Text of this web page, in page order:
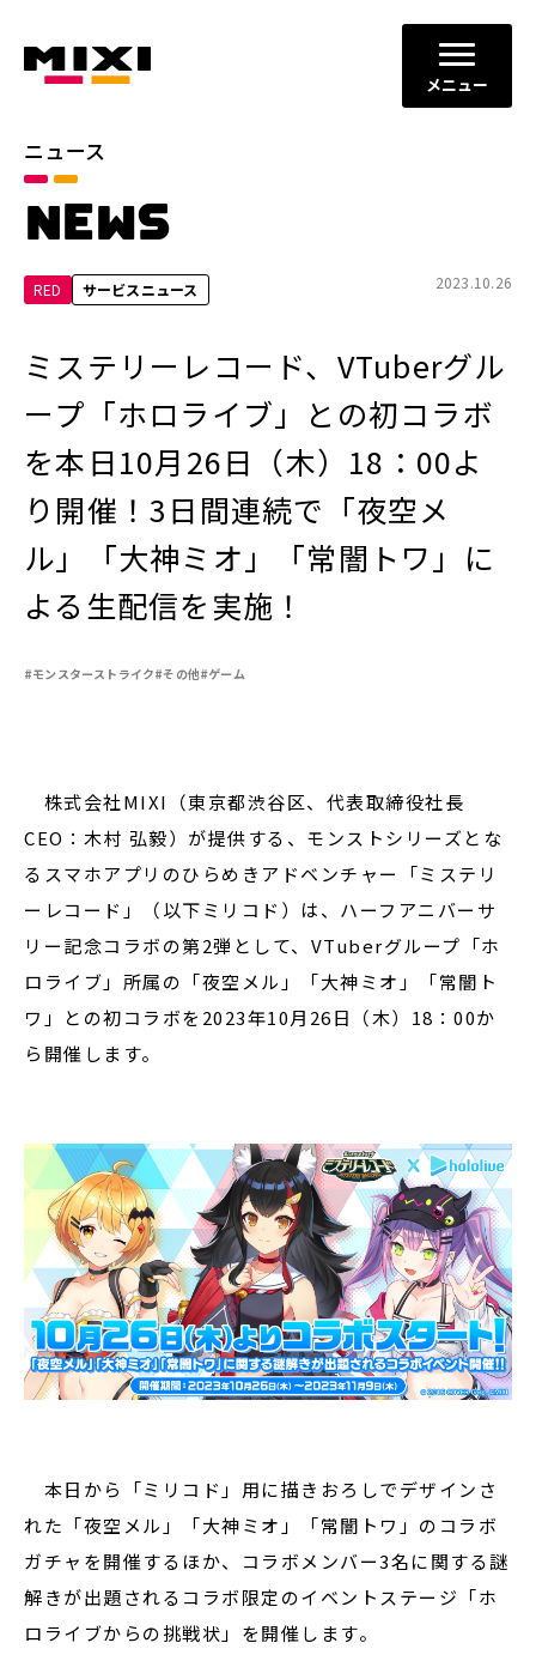
メニュー
ニュース
NEWS
RED サービスニュース 2023.10.26
ミステリーレコード、VTuberグル
ープ「ホロライブ」との初コラボ
を本日10月26日（木）18：00よ
り開催！3日間連続で「夜空メ
ル」「大神ミオ」「常闇トワ」に
よる生配信を実施！
#モンスターストライク#その他#ゲーム
株式会社MIXI（東京都渋谷区、代表取締役社長
CEO：木村 弘毅）が提供する、モンストシリーズとな
るスマホアプリのひらめきアドベンチャー「ミステリ
ーレコード」（以下ミリコド）は、ハーフアニバーサ
リー記念コラボの第2弾として、VTuberグループ「ホ
ロライブ」所属の「夜空メル」「大神ミオ」「常闇ト
ワ」との初コラボを2023年10月26日（木）18：00か
ら開催します。
本日から「ミリコド」用に描きおろしでデザインさ
れた「夜空メル」「大神ミオ」「常闇トワ」のコラボ
ガチャを開催するほか、コラボメンバー3名に関する謎
解きが出題されるコラボ限定のイベントステージ「ホ
ロライブからの挑戦状」を開催します。
カテゴリ
お知らせ
2026年 2025年